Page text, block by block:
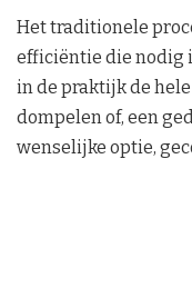
Het traditionele
efficiëntie die nodig
in de praktijk de
dompelen of, een
wenselijke optie,